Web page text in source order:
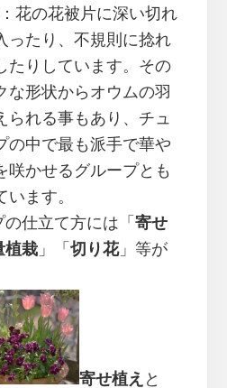
：花の花被片に深い切れ
ったり、不規則に捻れ
たりしています。その
な形状からオウムの羽
られる事もあり、チュ
の中で最も派手で華や
咲かせるグループとも
います。
仕立て方には「 寄せ
植栽」「 切り花」等が
寄せ植え と